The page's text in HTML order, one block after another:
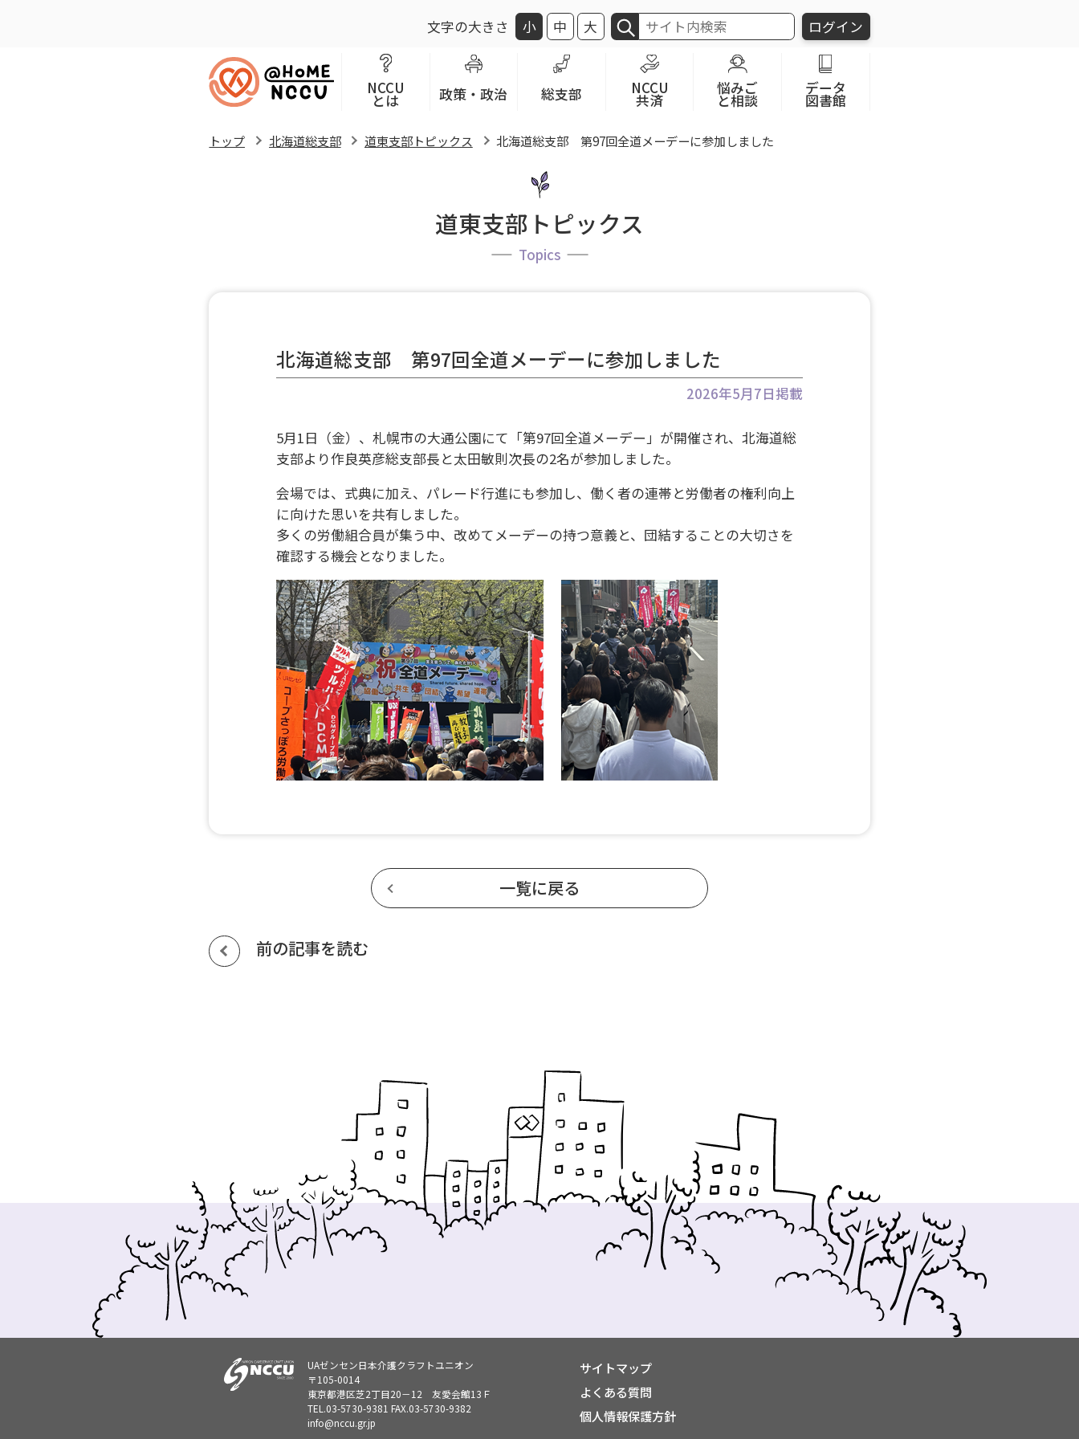
文字の大きさ 小 中 大 ログイン
NCCU
とは 政策・政治 総支部 NCCU
共済
悩みご
と相談
データ
図書館
トップ 北海道総支部 道東支部トピックス 北海道総支部 第97回全道メーデーに参加しました
道東支部トピックス
Topics
北海道総支部 第97回全道メーデーに参加しました
2026年5月7日掲載
5月1日（金）、札幌市の大通公園にて「第97回全道メーデー」が開催され、北海道総
支部より作良英彦総支部長と太田敏則次長の2名が参加しました。
会場では、式典に加え、パレード行進にも参加し、働く者の連帯と労働者の権利向上
に向けた思いを共有しました。
多くの労働組合員が集う中、改めてメーデーの持つ意義と、団結することの大切さを
確認する機会となりました。
一覧に戻る
前の記事を読む
サイトマップ
よくある質問
個人情報保護方針
UAゼンセン日本介護クラフトユニオン
〒105-0014
東京都港区芝2丁目20－12 友愛会館13Ｆ
TEL.03-5730-9381 FAX.03-5730-9382
info@nccu.gr.jp